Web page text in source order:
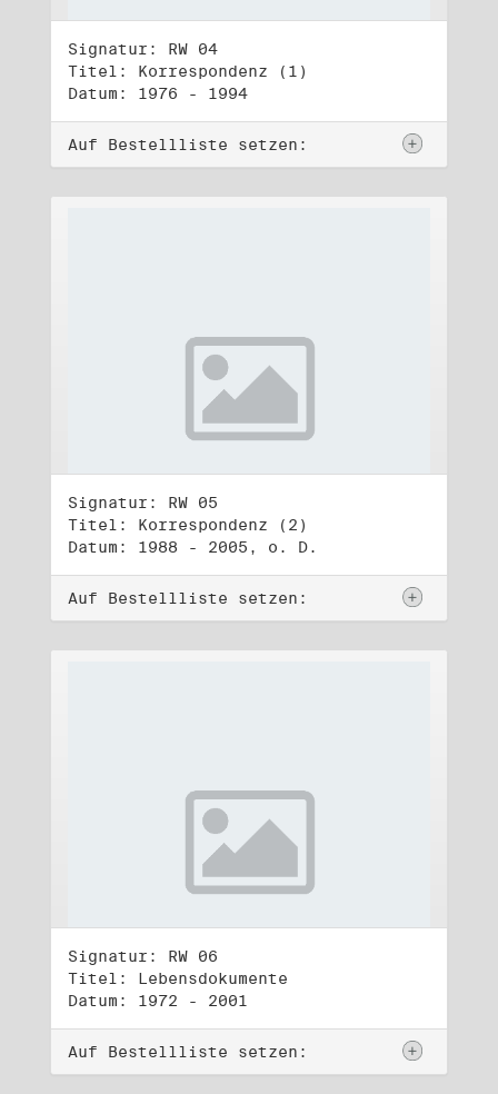
Signatur: RW 04
Titel: Korrespondenz (1)
Datum: 1976 - 1994
Auf Bestellliste setzen:
Signatur: RW 05
Titel: Korrespondenz (2)
Datum: 1988 - 2005, o. D.
Auf Bestellliste setzen:
Signatur: RW 06
Titel: Lebensdokumente
Datum: 1972 - 2001
Auf Bestellliste setzen: